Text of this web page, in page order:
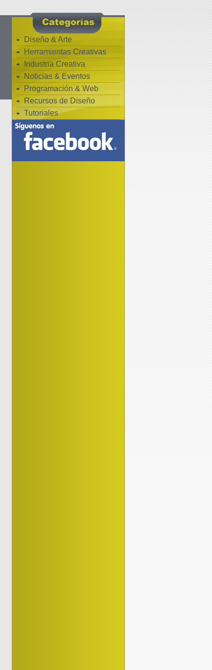
Diseño & Arte
Herramientas Creativas
Industria Creativa
Noticias & Eventos
Programación & Web
Recursos de Diseño
Tutoriales